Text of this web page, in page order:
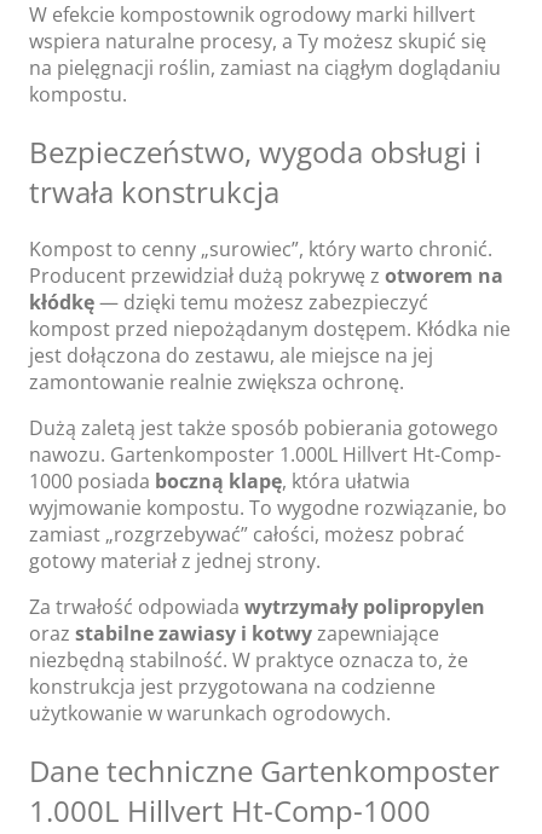
W efekcie kompostownik ogrodowy marki hillvert
wspiera naturalne procesy, a Ty możesz skupić się
na pielęgnacji roślin, zamiast na ciągłym doglądaniu
kompostu.
Bezpieczeństwo, wygoda obsługi i
trwała konstrukcja
Kompost to cenny „surowiec”, który warto chronić.
Producent przewidział dużą pokrywę z otworem na
kłódkę— dzięki temu możesz zabezpieczyć
kompost przed niepożądanym dostępem. Kłódka nie
jest dołączona do zestawu, ale miejsce na jej
zamontowanie realnie zwiększa ochronę.
Dużą zaletą jest także sposób pobierania gotowego
nawozu. Gartenkomposter 1.000L Hillvert Ht-Comp-
1000 posiada boczną klapę, która ułatwia
wyjmowanie kompostu. To wygodne rozwiązanie, bo
zamiast „rozgrzebywać” całości, możesz pobrać
gotowy materiał z jednej strony.
Za trwałość odpowiada wytrzymały polipropylen
oraz stabilne zawiasy i kotwyzapewniające
niezbędną stabilność. W praktyce oznacza to, że
konstrukcja jest przygotowana na codzienne
użytkowanie w warunkach ogrodowych.
Dane techniczne Gartenkomposter
1.000L Hillvert Ht-Comp-1000